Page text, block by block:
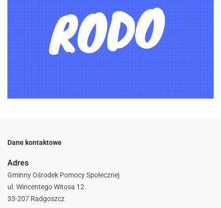
Dane kontaktowe
Adres
Gminny Ośrodek Pomocy Społecznej
ul. Wincentego Witosa 12
33-207 Radgoszcz